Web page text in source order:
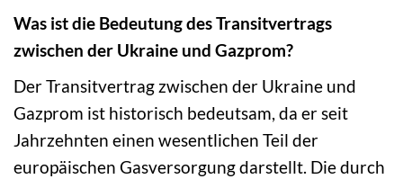
Was ist die Bedeutung des Transitvertrags
zwischen der Ukraine und Gazprom?
Der Transitvertrag zwischen der Ukraine und
Gazprom ist historisch bedeutsam, da er seit
Jahrzehnten einen wesentlichen Teil der
europäischen Gasversorgung darstellt. Die durch